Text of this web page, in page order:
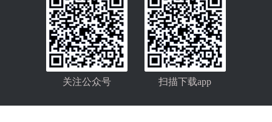
关注公众号 扫描下载app